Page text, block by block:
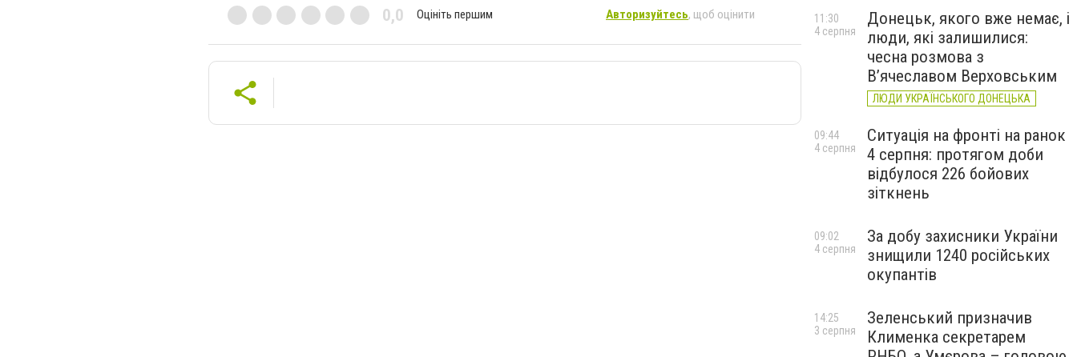
0,0 Оцініть першим Авторизуйтесь, щоб оцінити
Донецьк, якого вже немає, і
люди, які залишилися:
чесна розмова з
В’ячеславом Верховським
ЛЮДИ УКРАЇНСЬКОГО ДОНЕЦЬКА
11:30
4 серпня
Ситуація на фронті на ранок
4 серпня: протягом доби
відбулося 226 бойових
зіткнень
09:44
4 серпня
За добу захисники України
знищили 1240 російських
окупантів
09:02
4 серпня
Зеленський призначив
Клименка секретарем
14:25
3 серпня